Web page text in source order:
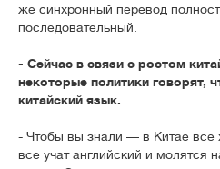
же синхронный перевод
последовательный.
- Сейчас в связи с ростом
некоторые политики говорят,
китайский язык.
- Чтобы вы знали — в Китае все
все учат английский и молятся